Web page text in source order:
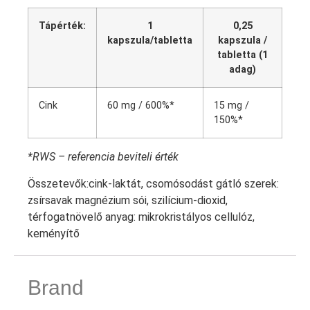
Tápérték:
1
kapszula/tabletta
0,25
kapszula /
tabletta (1
adag)
Cink 60 mg / 600%*
15 mg /
150%*
*RWS – referencia beviteli érték
Összetevők:cink-laktát, csomósodást gátló szerek:
zsírsavak magnézium sói, szilícium-dioxid,
térfogatnövelő anyag: mikrokristályos cellulóz,
keményítő
Brand